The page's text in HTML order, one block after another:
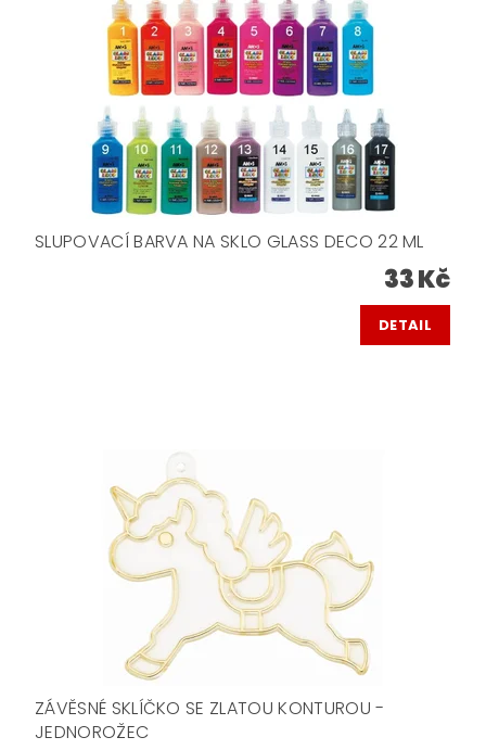
SLUPOVACÍ BARVA NA SKLO GLASS DECO 22 ML
33 Kč
DETAIL
ZÁVĚSNÉ SKLÍČKO SE ZLATOU KONTUROU -
JEDNOROŽEC